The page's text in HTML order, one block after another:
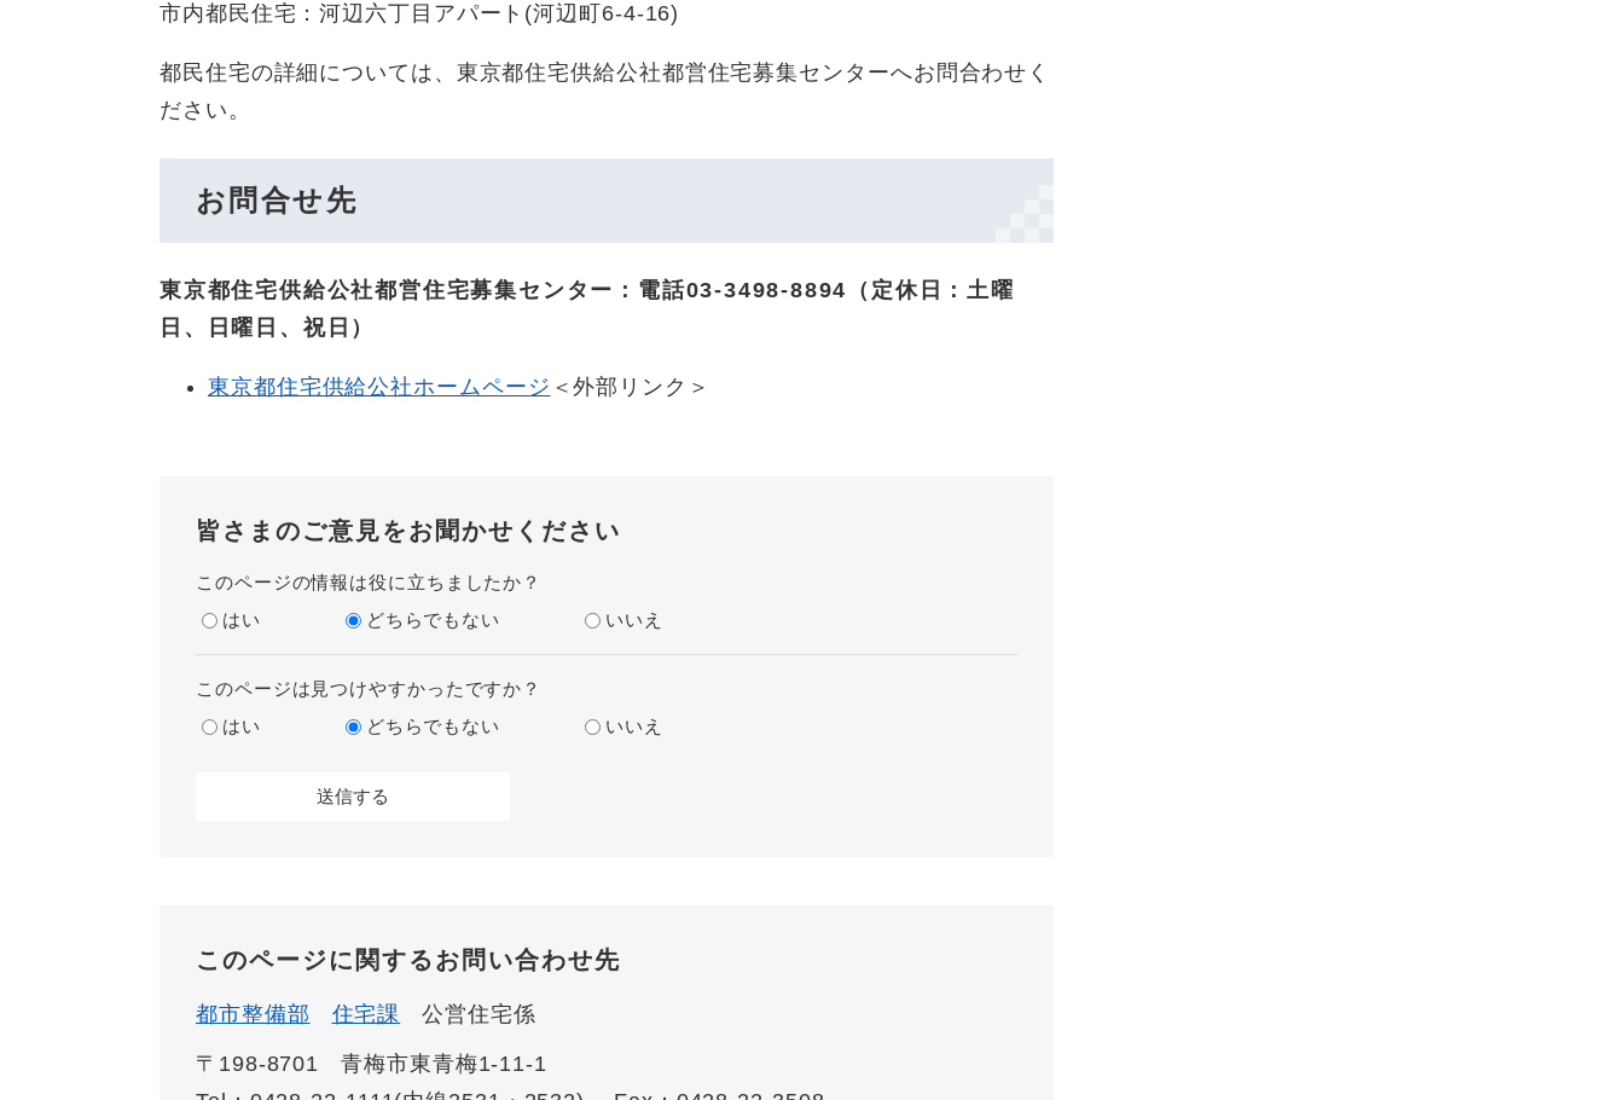
市内都民住宅：河辺六丁目アパート(河辺町6-4-16)
都民住宅の詳細については、東京都住宅供給公社都営住宅募集センターへお問合わせく
ださい。
お問合せ先
東京都住宅供給公社都営住宅募集センター：電話03-3498-8894（定休日：土曜
日、日曜日、祝日）
東京都住宅供給公社ホームページ ＜外部リンク＞
皆さまのご意見をお聞かせください
このページの情報は役に立ちましたか？
はい
どちらでもない いいえ
このページは見つけやすかったですか？
はい
どちらでもない いいえ
このページに関するお問い合わせ先
都市整備部 住宅課 公営住宅係
〒198-8701
青梅市東青梅1-11-1